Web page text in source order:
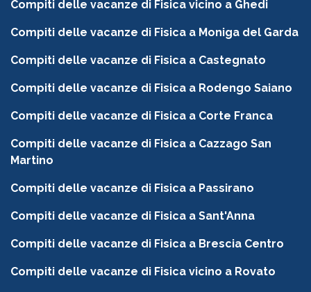
Compiti delle vacanze di Fisica vicino a Ghedi
Compiti delle vacanze di Fisica a Moniga del Garda
Compiti delle vacanze di Fisica a Castegnato
Compiti delle vacanze di Fisica a Rodengo Saiano
Compiti delle vacanze di Fisica a Corte Franca
Compiti delle vacanze di Fisica a Cazzago San
Martino
Compiti delle vacanze di Fisica a Passirano
Compiti delle vacanze di Fisica a Sant'Anna
Compiti delle vacanze di Fisica a Brescia Centro
Compiti delle vacanze di Fisica vicino a Rovato